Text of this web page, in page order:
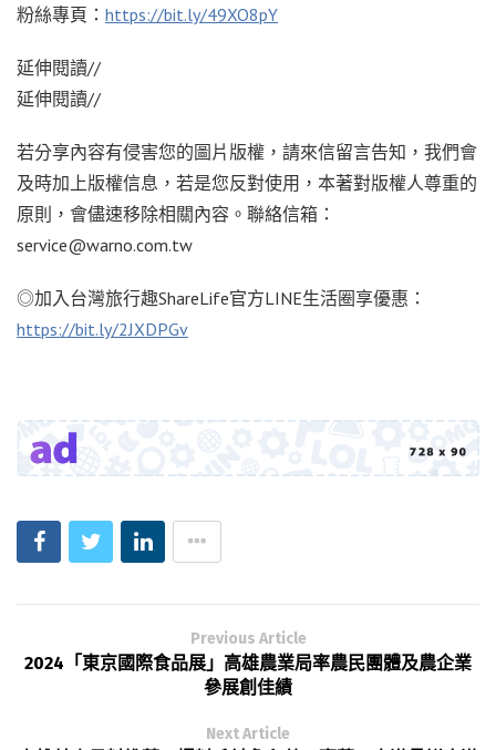
粉絲專頁： https://bit.ly/49XO8pY
延伸閱讀//
延伸閱讀//
若分享內容有侵害您的圖片版權，請來信留言告知，我們會
及時加上版權信息，若是您反對使用，本著對版權人尊重的
原則，會儘速移除相關內容。聯絡信箱：
service@warno.com.tw
◎加入台灣旅行趣ShareLife官方LINE生活圈享優惠：
https://bit.ly/2JXDPGv
Previous Article
2024「東京國際食品展」高雄農業局率農民團體及農企業
參展創佳績
Next Article